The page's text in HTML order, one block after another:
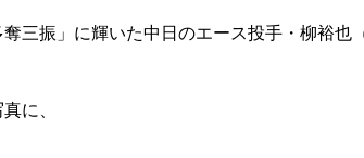
三振」に輝いた中日のエース投手・柳裕也
に、